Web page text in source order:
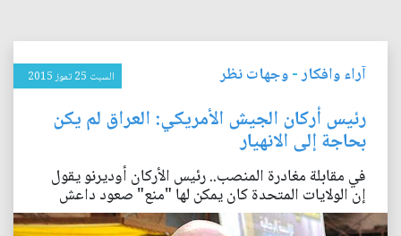
آراء وافكار-وجهات نظر السبت 25 تموز 2015
رئيس أركان الجيش الأمريكي: العراق لم يكن
بحاجة إلى الانهيار
في مقابلة مغادرة المنصب.. رئيس الأركان أوديرنو يقول
إن الولايات المتحدة كان يمكن لها "منع" صعود داعش